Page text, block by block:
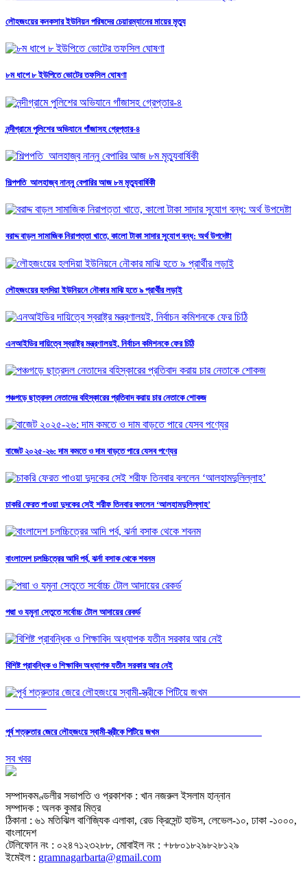
লৌহজংয়ের কনকসার ইউনিয়ন পরিষদের চেয়ারম্যানের মায়ের মৃত্যু
৮ম ধাপে ৮ ইউপিতে ভোটের তফসিল ঘোষণা
নন্দীগ্রামে পুলিশের অভিযানে গাঁজাসহ গ্রেপ্তার-৪
শিল্পপতি আলহাজ্ব নান্নু বেপারির আজ ৮ম মৃত্যুবার্ষিকী
বরাদ্দ বাড়ল সামাজিক নিরাপত্তা খাতে, কালো টাকা সাদার সুযোগ বন্ধ: অর্থ উপদেষ্টা
লৌহজংয়ের হলদিয়া ইউনিয়নে নৌকার মাঝি হতে ৯ প্রার্থীর লড়াই
এনআইডির দায়িত্বে স্বরাষ্ট্র মন্ত্রণালয়ই, নির্বাচন কমিশনকে ফের চিঠি
পঞ্চগড়ে ছাত্রদল নেতাদের বহিস্কারের প্রতিবাদ করায় চার নেতাকে শোকজ
বাজেট ২০২৫-২৬: দাম কমতে ও দাম বাড়তে পারে যেসব পণ্যের
চাকরি ফেরত পাওয়া দুদকের সেই শরীফ তিনবার বললেন ‘আলহামদুলিল্লাহ’
বাংলাদেশ চলচ্চিত্রের আদি পর্ব, ঝর্না বসাক থেকে শবনম
পদ্মা ও যমুনা সেতুতে সর্বোচ্চ টোল আদায়ের রেকর্ড
বিশিষ্ট প্রাবন্ধিক ও শিক্ষাবিদ অধ্যাপক যতীন সরকার আর নেই
পূর্ব শত্রুতার জেরে লৌহজংয়ে স্বামী-স্ত্রীকে পিটিয়ে জখম
সব খবর
সম্পাদকমণ্ডলীর সভাপতি ও প্রকাশক : খান নজরুল ইসলাম হান্নান
সম্পাদক : অলক কুমার মিত্র
ঠিকানা : ৬১ মতিঝিল বাণিজ্যিক এলাকা, রেড ক্রিসেন্ট হাউস, লেভেল-১০, ঢাকা -১০০০,
বাংলাদেশ
টেলিফোন নং : ০২৪৭১২৩২৮৮, মোবাইল নং : +৮৮০১৮২৯৮২৮১২৯
ইমেইল : gramnagarbarta@gmail.com